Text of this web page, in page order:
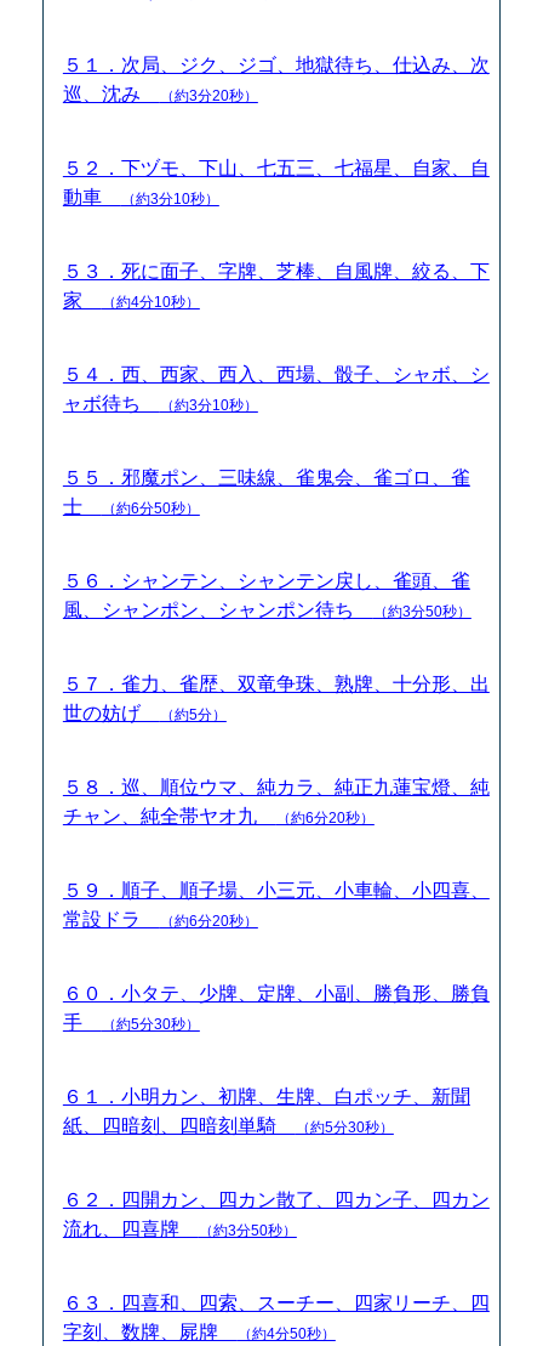
５１．次局、ジク、ジゴ、地獄待ち、仕込み、次
巡、沈み
（約3分20秒）
５２．下ヅモ、下山、七五三、七福星、自家、自
動車
（約3分10秒）
５３．死に面子、字牌、芝棒、自風牌、絞る、下
家
（約4分10秒）
５４．西、西家、西入、西場、骰子、シャボ、シ
ャボ待ち
（約3分10秒）
５５．邪魔ポン、三味線、雀鬼会、雀ゴロ、雀
士
（約6分50秒）
５６．シャンテン、シャンテン戻し、雀頭、雀
風、シャンポン、シャンポン待ち
（約3分50秒）
５７．雀力、雀歴、双竜争珠、熟牌、十分形、出
世の妨げ
（約5分）
５８．巡、順位ウマ、純カラ、純正九蓮宝燈、純
チャン、純全帯ヤオ九
（約6分20秒）
５９．順子、順子場、小三元、小車輪、小四喜、
常設ドラ
（約6分20秒）
６０．小タテ、少牌、定牌、小副、勝負形、勝負
手
（約5分30秒）
６１．小明カン、初牌、生牌、白ポッチ、新聞
紙、四暗刻、四暗刻単騎
（約5分30秒）
６２．四開カン、四カン散了、四カン子、四カン
流れ、四喜牌
（約3分50秒）
６３．四喜和、四索、スーチー、四家リーチ、四
字刻、数牌、屍牌
（約4分50秒）